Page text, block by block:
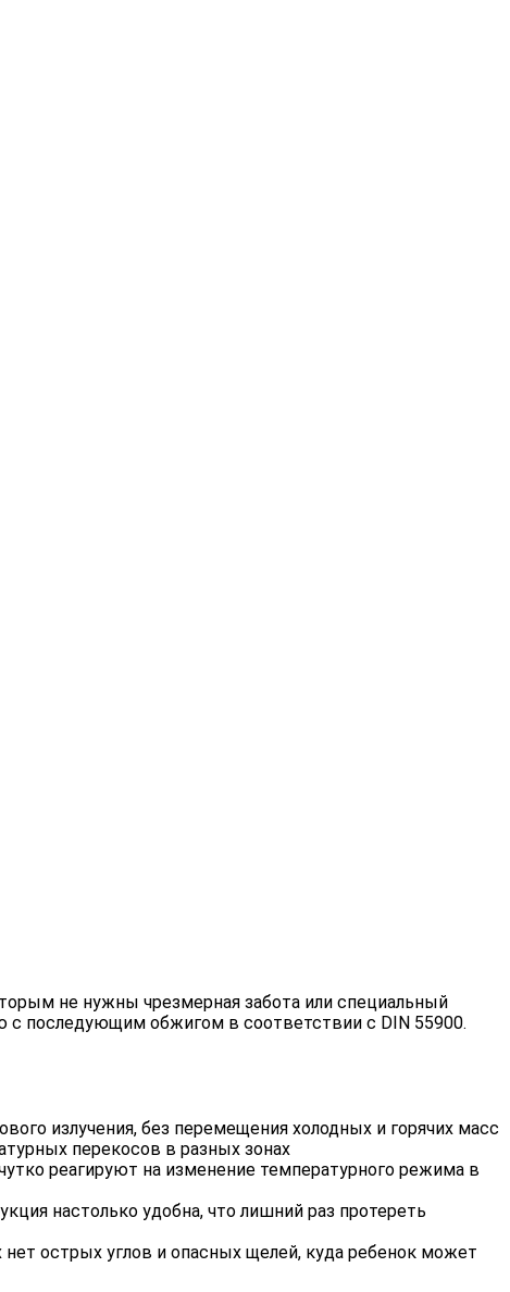
не нужны чрезмерная забота или специальный
с последующим обжигом в соответствии с DIN 55900.
излучения, без перемещения холодных и горячих масс
перекосов в разных зонах
реагируют на изменение температурного режима в
настолько удобна, что лишний раз протереть
острых углов и опасных щелей, куда ребенок может